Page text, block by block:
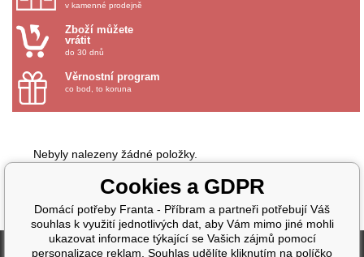
v kamenné prodejně
Zboží můžete
vrátit
do 30 dnů
Věrnostní program
co bod, to koruna
Nebyly nalezeny žádné položky.
Fakturační údaje
Cookies a GDPR
Domácí potřeby Franta - Příbram a partneři potřebují Váš
souhlas k využití jednotlivých dat, aby Vám mimo jiné mohli
ukazovat informace týkající se Vašich zájmů pomocí
personalizace reklam. Souhlas udělíte kliknutím na políčko